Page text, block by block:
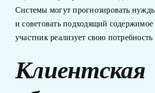
Системы могут прогнозировать
и советовать подходящий содержимое
участник реализует свою
Клиентская